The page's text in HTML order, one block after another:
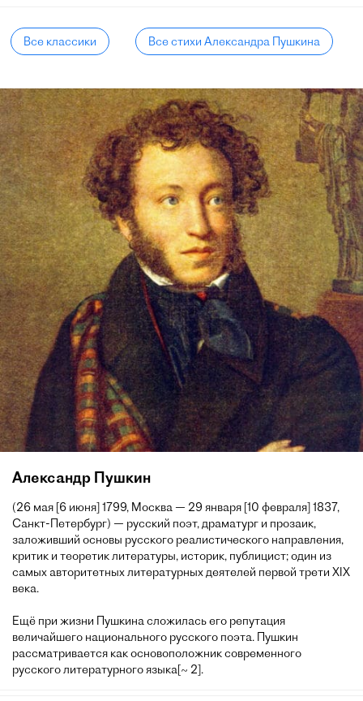
Все классики Все стихи Александра Пушкина
Александр Пушкин
(26 мая [6 июня] 1799, Москва — 29 января [10 февраля] 1837,
Санкт-Петербург) — русский поэт, драматург и прозаик,
заложивший основы русского реалистического направления,
критик и теоретик литературы, историк, публицист; один из
самых авторитетных литературных деятелей первой трети XIX
века.
Ещё при жизни Пушкина сложилась его репутация
величайшего национального русского поэта. Пушкин
рассматривается как основоположник современного
русского литературного языка[~ 2].